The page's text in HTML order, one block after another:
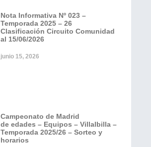
Nota Informativa Nº 023 –
Temporada 2025 – 26
Clasificación Circuito Comunidad
al 15/06/2026
junio 15, 2026
Campeonato de Madrid
de edades – Equipos – Villalbilla –
Temporada 2025/26 – Sorteo y
horarios